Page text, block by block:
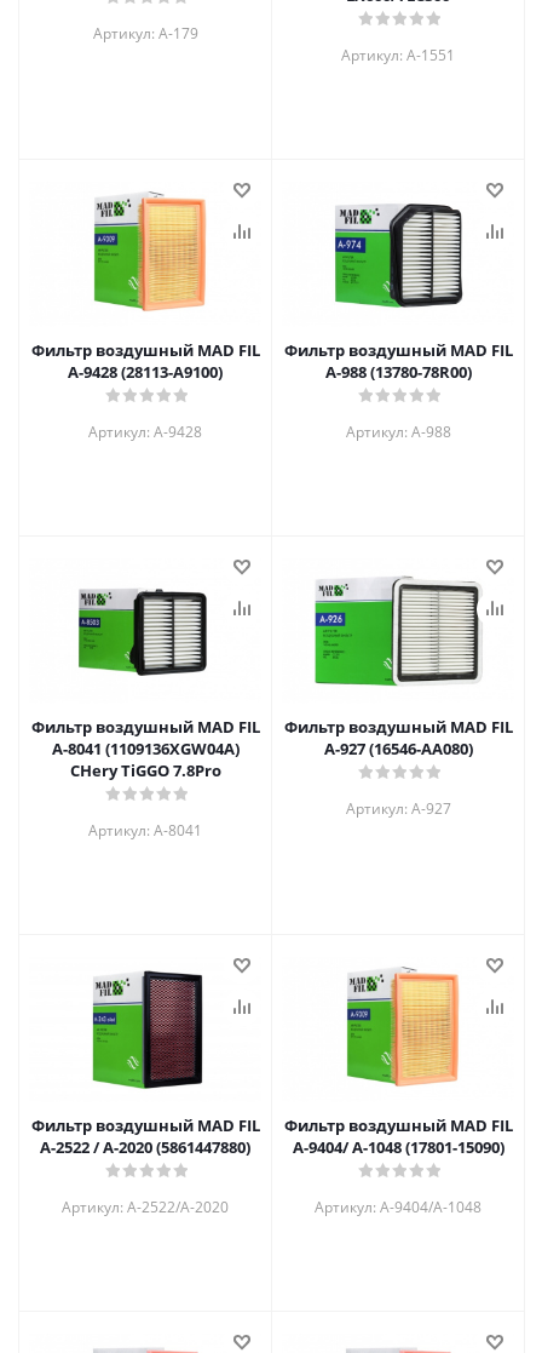
Артикул: A-179
Артикул: A-1551
Фильтр воздушный MAD FIL
A-9428 (28113-A9100)
Артикул: A-9428
Фильтр воздушный MAD FIL
A-988 (13780-78R00)
Артикул: A-988
Фильтр воздушный MAD FIL
A-8041 (1109136XGW04A)
CHery TiGGO 7.8Pro
Артикул: A-8041
Фильтр воздушный MAD FIL
A-927 (16546-AA080)
Артикул: A-927
Фильтр воздушный MAD FIL
A-2522 / А-2020 (5861447880)
Артикул: A-2522/А-2020
Фильтр воздушный MAD FIL
A-9404/ А-1048 (17801-15090)
Артикул: A-9404/А-1048